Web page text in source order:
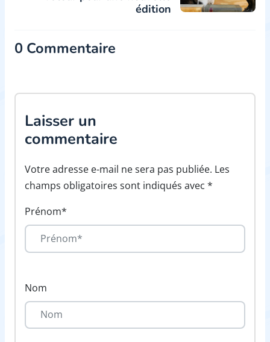
édition
0 Commentaire
Laisser un
commentaire
Votre adresse e-mail ne sera pas publiée. Les
champs obligatoires sont indiqués avec *
Prénom*
Nom